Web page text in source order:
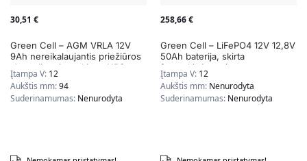
30,51 €
Green Cell – AGM VRLA 12V
9Ah nereikalaujantis priežiūros
akumuliatorius, skirtas UPS
Įtampa V: 12
Aukštis mm:94
Suderinamumas: Nenurodyta
258,66€
Green Cell – LiFePO4 12V 12,8V
50Ah baterija, skirta
fotovoltinėms sistemoms,
nameliams ant ratų ir valtims
Įtampa V: 12
Aukštis mm: Nenurodyta
Suderinamumas: Nenurodyta